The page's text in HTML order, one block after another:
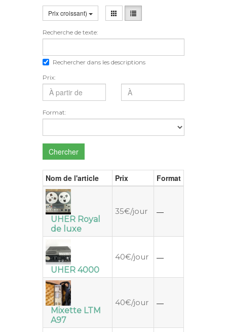
Prix croissant)
Recherche de texte:
Rechercher dans les descriptions
Prix:
Format:
Chercher
Nom de l'article Prix Format
UHER Royal
de luxe
35€/jour —
UHER 4000
40€/jour —
Mixette LTM
A97
40€/jour —